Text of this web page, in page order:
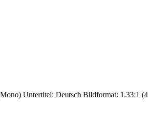
Untertitel: Deutsch Bildformat: